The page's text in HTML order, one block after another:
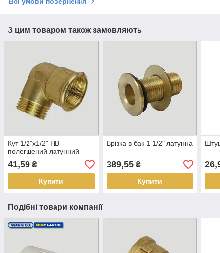
З цим товаром також замовляють
Кут 1/2"х1/2" НВ
полегшений латунний
41,59 ₴
Купити
Врізка в бак 1 1/2" латунна
389,55₴
Купити
Подібні товари компанії